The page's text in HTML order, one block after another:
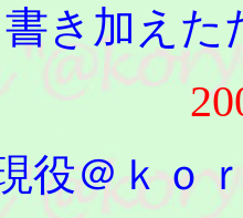
書き加えた
役＠ｋｏ